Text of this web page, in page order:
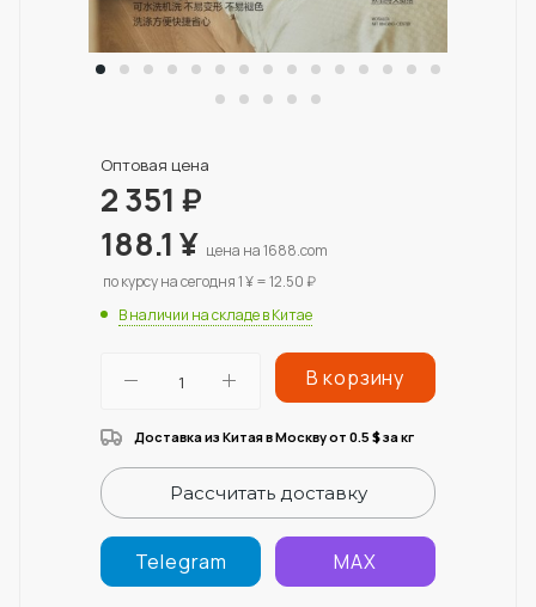
Оптовая цена
2 351 ₽
188.1¥ цена на 1688.com
по курсу на сегодня 1 ¥ = 12.50 ₽
В наличии на складе в Китае
В корзину
Доставка из Китая в Москву от 0.5 $за кг
Рассчитать доставку
Telegram MAX